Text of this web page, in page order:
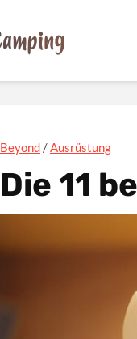
Beyond /Ausrüstung
Die 11